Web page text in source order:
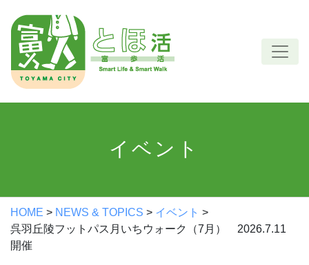
content
イベント
HOME > NEWS & TOPICS > イベント >
呉羽丘陵フットパス月いちウォーク（7月） 2026.7.11
開催